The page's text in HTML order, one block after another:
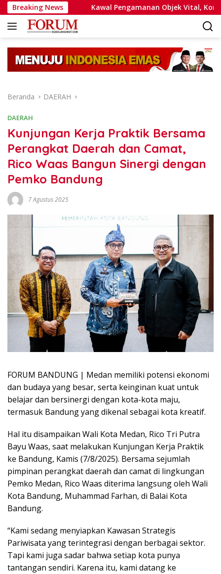
Langsung
ke
konten
Breaking NewsKawal Pengamanan Objek Vital, Korsabhara
Beranda DAERAH
DAERAH
Kunjungan Kerja Praktik Bersama
Perangkat Daerah dan Camat,
Rico Waas Bangun Sinergi dengan
Pemko Bandung
7 Agustus 2025
FORUM BANDUNG | Medan memiliki potensi ekonomi
dan budaya yang besar, serta keinginan kuat untuk
belajar dan bersinergi dengan kota-kota maju,
termasuk Bandung yang dikenal sebagai kota kreatif.
Hal itu disampaikan Wali Kota Medan, Rico Tri Putra
Bayu Waas, saat melakukan Kunjungan Kerja Praktik
ke Bandung, Kamis (7/8/2025). Bersama sejumlah
pimpinan perangkat daerah dan camat di lingkungan
Pemko Medan, Rico Waas diterima langsung oleh Wali
Kota Bandung, Muhammad Farhan, di Balai Kota
Bandung.
“Kami sedang menyiapkan Kawasan Strategis
Pariwisata yang terintegrasi dengan berbagai sektor.
Tapi kami juga sadar bahwa setiap kota punya
tantangan sendiri. Karena itu, kami datang ke